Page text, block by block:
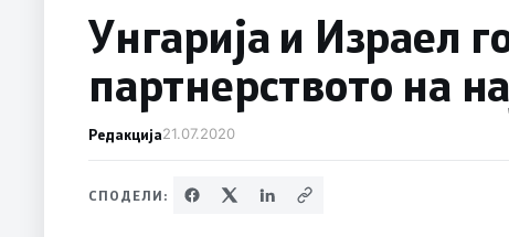
Унгарија и Израел
партнерството на
Редакција21.07.2020
СПОДЕЛИ: